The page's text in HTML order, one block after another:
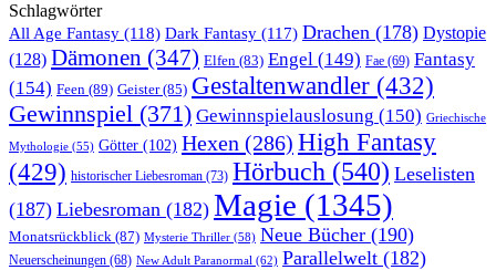
Schlagwörter
All Age Fantasy (118) Dark Fantasy (117) Drachen (178) Dystopie
(128) Dämonen (347) Elfen (83) Engel (149) Fae (69) Fantasy
(154) Feen (89) Geister(85) Gestaltenwandler (432)
Gewinnspiel (371) Gewinnspielauslosung (150) Griechische
Mythologie (55) Götter (102) Hexen (286) High Fantasy
(429) historischer Liebesroman (73) Hörbuch (540) Leselisten
(187) Liebesroman (182) Magie (1345)
Monatsrückblick (87) Mysterie Thriller (58) Neue Bücher (190)
Neuerscheinungen (68) New Adult Paranormal (62) Parallelwelt (182)